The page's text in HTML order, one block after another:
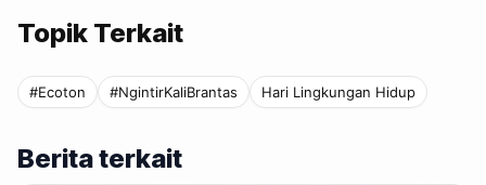
Topik Terkait
#Ecoton #NgintirKaliBrantas Hari Lingkungan Hidup
Berita terkait